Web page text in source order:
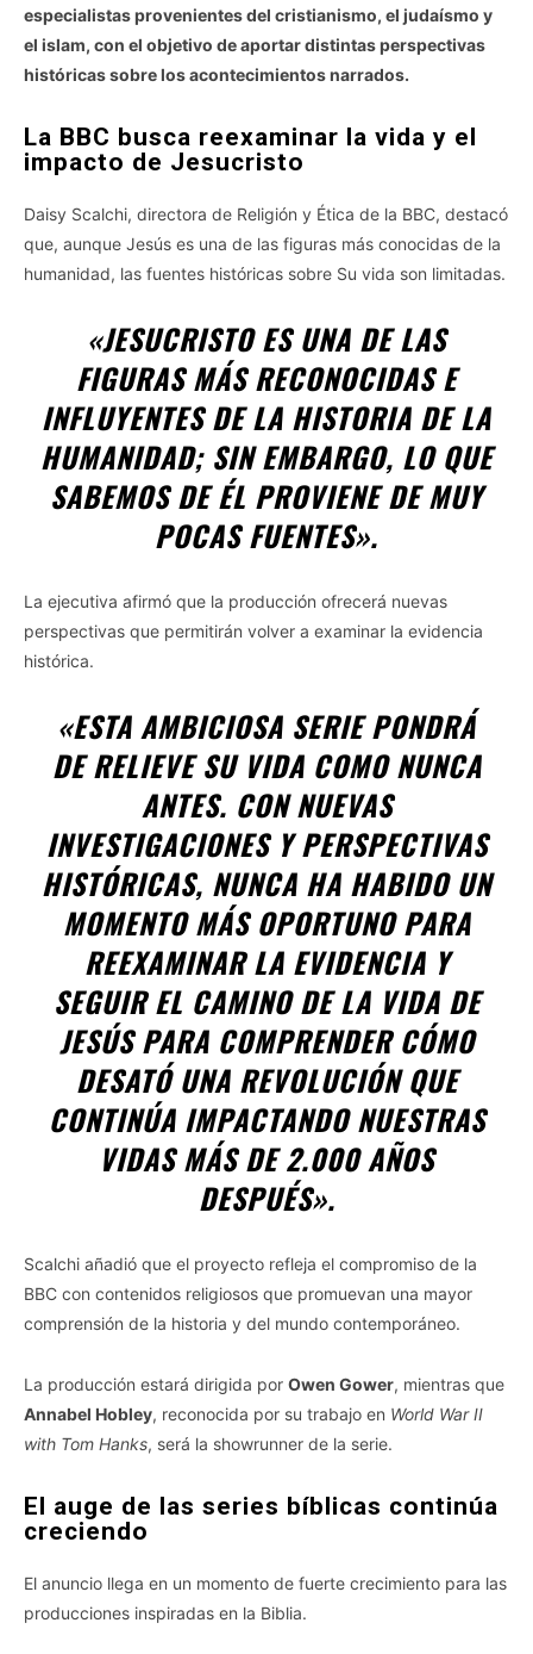
especialistas provenientes del cristianismo, el judaísmo y
el islam, con el objetivo de aportar distintas perspectivas
históricas sobre los acontecimientos narrados.
La BBC busca reexaminar la vida y el
impacto de Jesucristo
Daisy Scalchi, directora de Religión y Ética de la BBC, destacó
que, aunque Jesús es una de las figuras más conocidas de la
humanidad, las fuentes históricas sobre Su vida son limitadas.
«JESUCRISTO ES UNA DE LAS
FIGURAS MÁS RECONOCIDAS E
INFLUYENTES DE LA HISTORIA DE LA
HUMANIDAD; SIN EMBARGO, LO QUE
SABEMOS DE ÉL PROVIENE DE MUY
POCAS FUENTES».
La ejecutiva afirmó que la producción ofrecerá nuevas
perspectivas que permitirán volver a examinar la evidencia
histórica.
«ESTA AMBICIOSA SERIE PONDRÁ
DE RELIEVE SU VIDA COMO NUNCA
ANTES. CON NUEVAS
INVESTIGACIONES Y PERSPECTIVAS
HISTÓRICAS, NUNCA HA HABIDO UN
MOMENTO MÁS OPORTUNO PARA
REEXAMINAR LA EVIDENCIA Y
SEGUIR EL CAMINO DE LA VIDA DE
JESÚS PARA COMPRENDER CÓMO
DESATÓ UNA REVOLUCIÓN QUE
CONTINÚA IMPACTANDO NUESTRAS
VIDAS MÁS DE 2.000 AÑOS
DESPUÉS».
Scalchi añadió que el proyecto refleja el compromiso de la
BBC con contenidos religiosos que promuevan una mayor
comprensión de la historia y del mundo contemporáneo.
La producción estará dirigida por Owen Gower, mientras que
Annabel Hobley, reconocida por su trabajo en World War II
with Tom Hanks, será la showrunner de la serie.
El auge de las series bíblicas continúa
creciendo
El anuncio llega en un momento de fuerte crecimiento para las
producciones inspiradas en la Biblia.